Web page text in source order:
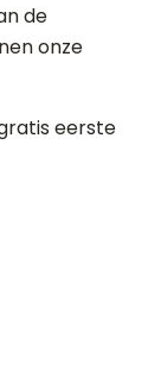
de
onze
eerste